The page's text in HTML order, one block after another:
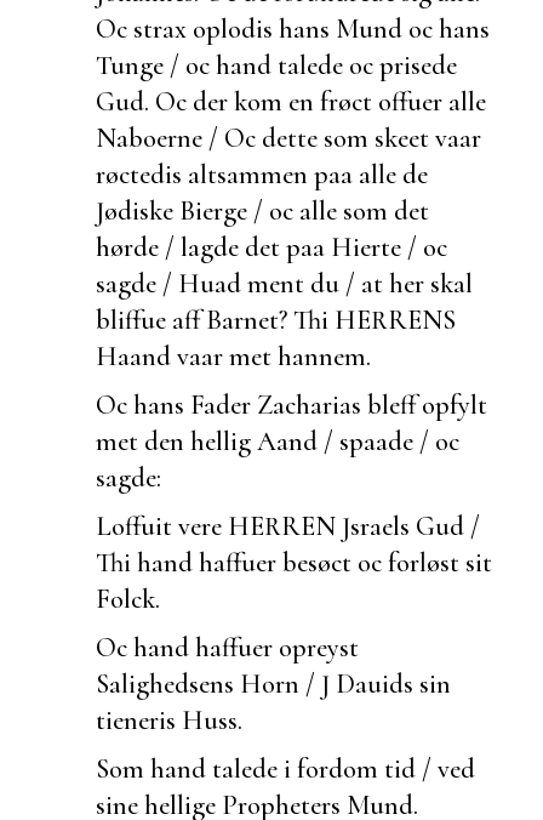
Oc strax oplodis hans Mund oc hans
Tunge / oc hand talede oc prisede
Gud. Oc der kom en frøct offuer alle
Naboerne / Oc dette som skeet vaar
røctedis altsammen paa alle de
Jødiske Bierge / oc alle som det
hørde / lagde det paa Hierte / oc
sagde / Huad ment du / at her skal
bliffue aff Barnet? Thi HERRENS
Haand vaar met hannem.
Oc hans Fader Zacharias bleff opfylt
met den hellig Aand / spaade / oc
sagde:
Loffuit vere HERREN Jsraels Gud /
Thi hand haffuer besøct oc forløst sit
Folck.
Oc hand haffuer opreyst
Salighedsens Horn / J Dauids sin
tieneris Huss.
Som hand talede i fordom tid / ved
sine hellige Propheters Mund.